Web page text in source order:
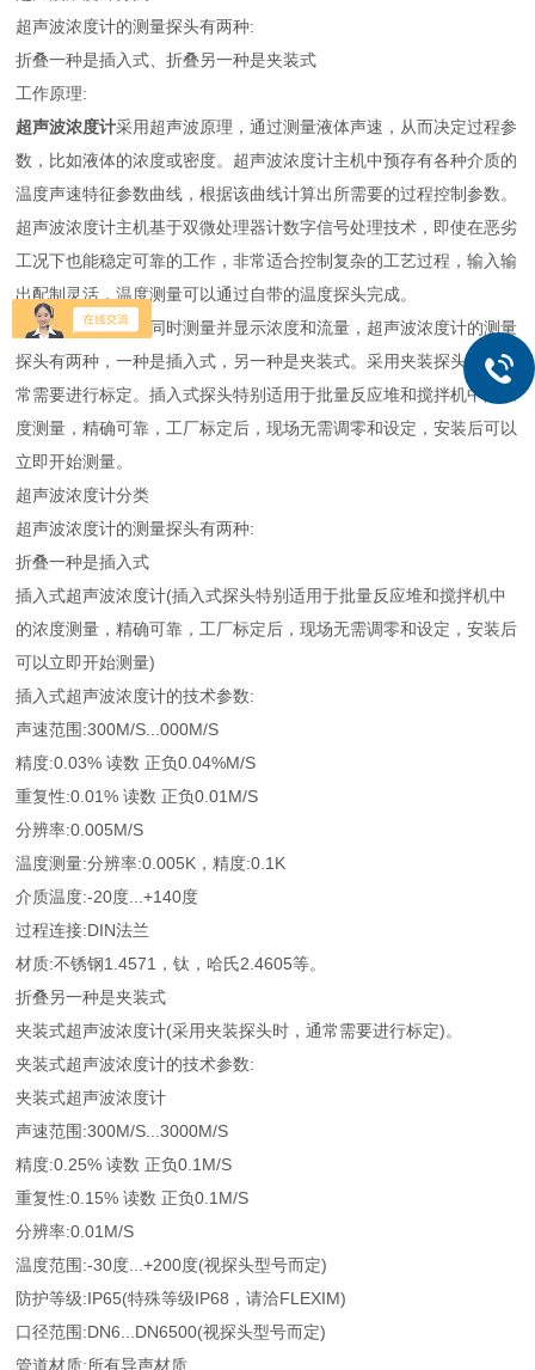
超声波浓度计的测量探头有两种:
折叠一种是插入式、折叠另一种是夹装式
工作原理:
超声波浓度计采用超声波原理，通过测量液体声速，从而决定过程参
数，比如液体的浓度或密度。超声波浓度计主机中预存有各种介质的
温度声速特征参数曲线，根据该曲线计算出所需要的过程控制参数。
超声波浓度计主机基于双微处理器计数字信号处理技术，即使在恶劣
工况下也能稳定可靠的工作，非常适合控制复杂的工艺过程，输入输
出配制灵活，温度测量可以通过自带的温度探头完成。
超声波浓度计可以同时测量并显示浓度和流量，超声波浓度计的测量
探头有两种，一种是插入式，另一种是夹装式。采用夹装探头时，通
常需要进行标定。插入式探头特别适用于批量反应堆和搅拌机中的浓
度测量，精确可靠，工厂标定后，现场无需调零和设定，安装后可以
立即开始测量。
超声波浓度计分类
超声波浓度计的测量探头有两种:
折叠一种是插入式
插入式超声波浓度计(插入式探头特别适用于批量反应堆和搅拌机中
的浓度测量，精确可靠，工厂标定后，现场无需调零和设定，安装后
可以立即开始测量)
插入式超声波浓度计的技术参数:
声速范围:300M/S...000M/S
精度:0.03% 读数 正负0.04%M/S
重复性:0.01% 读数 正负0.01M/S
分辨率:0.005M/S
温度测量:分辨率:0.005K，精度:0.1K
介质温度:-20度...+140度
过程连接:DIN法兰
材质:不锈钢1.4571，钛，哈氏2.4605等。
折叠另一种是夹装式
夹装式超声波浓度计(采用夹装探头时，通常需要进行标定)。
夹装式超声波浓度计的技术参数:
夹装式超声波浓度计
声速范围:300M/S...3000M/S
精度:0.25% 读数 正负0.1M/S
重复性:0.15% 读数 正负0.1M/S
分辨率:0.01M/S
温度范围:-30度...+200度(视探头型号而定)
防护等级:IP65(特殊等级IP68，请洽FLEXIM)
口径范围:DN6...DN6500(视探头型号而定)
管道材质:所有导声材质